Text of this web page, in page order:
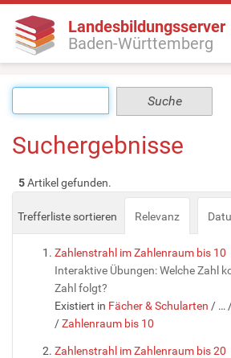
Landesbildungsserver
Baden-Württemberg
Suchergebnisse
5Artikel gefunden.
Trefferliste sortieren Relevanz
Zahlenstrahl im Zahlenraum bis 10
Interaktive Übungen: Welche Zahl
Zahl folgt?
Existiert in Fächer & Schularten / …
/Zahlenraum bis 10
Zahlenstrahl im Zahlenraum bis 20